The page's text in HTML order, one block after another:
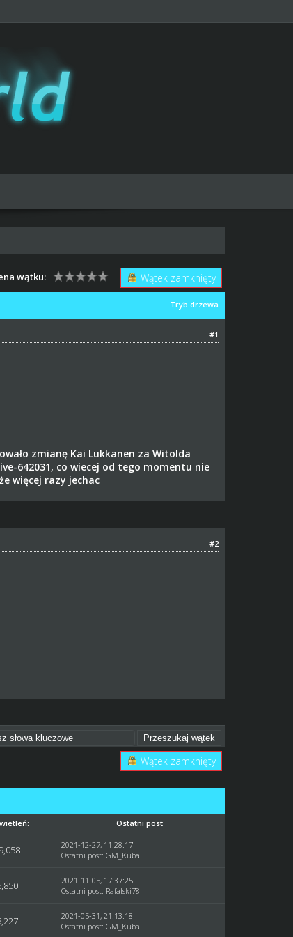
Wątek zamknięty
wątku:
Tryb drzewa
#1
zmianę Kai Lukkanen za Witolda
642031, co wiecej od tego momentu nie
więcej razy jechac
#2
Wątek zamknięty
Ostatni post
2021-12-27, 11:28:17
Ostatni post:GM_Kuba
2021-11-05, 17:37:25
Ostatni post: Rafalski78
2021-05-31, 21:13:18
Ostatni post:GM_Kuba